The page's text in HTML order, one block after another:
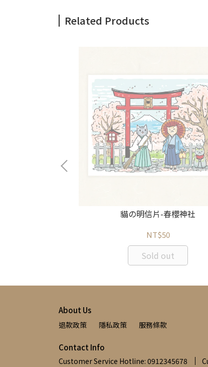
Related Products
貓の明信片-春櫻神社
NT$50
Sold out
About Us
退款政策 隱私政策 服務條款
Contact Info
Customer Service Hotline: 0912345678